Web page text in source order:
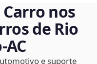
nos
de Rio
e suporte